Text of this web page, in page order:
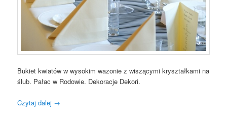
Bukiet kwiatów w wysokim wazonie z wiszącymi kryształkami na
ślub. Pałac w Rodowie. Dekoracje Dekori.
Czytaj dalej →